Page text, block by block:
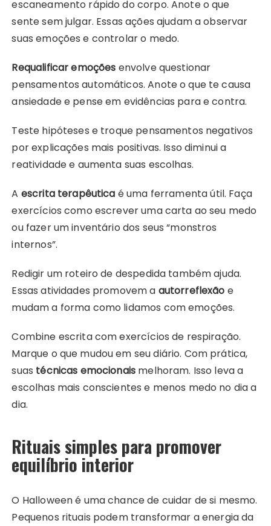
escaneamento rápido do corpo. Anote o que
sente sem julgar. Essas ações ajudam a observar
suas emoções e controlar o medo.
Requalificar emoções envolve questionar
pensamentos automáticos. Anote o que te causa
ansiedade e pense em evidências para e contra.
Teste hipóteses e troque pensamentos negativos
por explicações mais positivas. Isso diminui a
reatividade e aumenta suas escolhas.
A escrita terapêutica é uma ferramenta útil. Faça
exercícios como escrever uma carta ao seu medo
ou fazer um inventário dos seus “monstros
internos”.
Redigir um roteiro de despedida também ajuda.
Essas atividades promovem a autorreflexão e
mudam a forma como lidamos com emoções.
Combine escrita com exercícios de respiração.
Marque o que mudou em seu diário. Com prática,
suas técnicas emocionais melhoram. Isso leva a
escolhas mais conscientes e menos medo no dia a
dia.
Rituais simples para promover
equilíbrio interior
O Halloween é uma chance de cuidar de si mesmo.
Pequenos rituais podem transformar a energia da